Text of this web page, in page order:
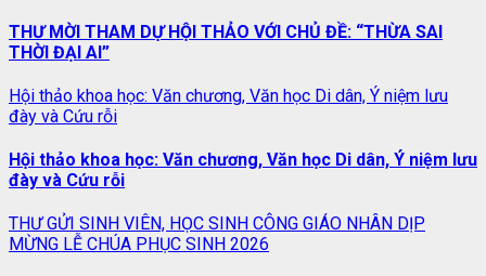
THƯ MỜI THAM DỰ HỘI THẢO VỚI CHỦ ĐỀ: “THỪA SAI
THỜI ĐẠI AI”
Hội thảo khoa học: Văn chương, Văn học Di dân, Ý niệm lưu
đày và Cứu rỗi
Hội thảo khoa học: Văn chương, Văn học Di dân, Ý niệm lưu
đày và Cứu rỗi
THƯ GỬI SINH VIÊN, HỌC SINH CÔNG GIÁO NHÂN DỊP
MỪNG LỄ CHÚA PHỤC SINH 2026